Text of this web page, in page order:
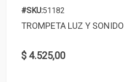
#SKU:51182
TROMPETA LUZ Y SONIDO
$ 4.525,00